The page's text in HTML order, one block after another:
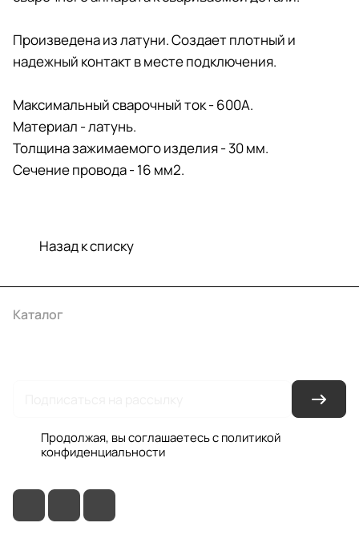
Произведена из латуни. Создает плотный и
надежный контакт в месте подключения.
Максимальный сварочный ток - 600А.
Материал - латунь.
Толщина зажимаемого изделия - 30 мм.
Сечение провода - 16 мм2.
Назад к списку
Каталог
Продолжая, вы соглашаетесь с политикой
конфиденциальности